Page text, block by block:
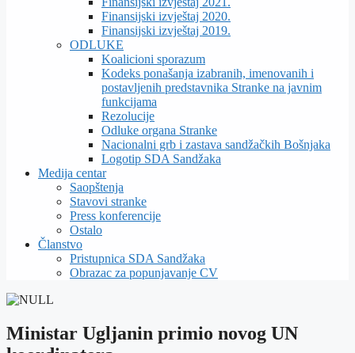
Finansijski izvještaj 2020.
Finansijski izvještaj 2019.
ODLUKE
Koalicioni sporazum
Kodeks ponašanja izabranih, imenovanih i
postavljenih predstavnika Stranke na javnim
funkcijama
Rezolucije
Odluke organa Stranke
Nacionalni grb i zastava sandžačkih Bošnjaka
Logotip SDA Sandžaka
Medija centar
Saopštenja
Stavovi stranke
Press konferencije
Ostalo
Članstvo
Pristupnica SDA Sandžaka
Obrazac za popunjavanje CV
Ministar Ugljanin primio novog UN